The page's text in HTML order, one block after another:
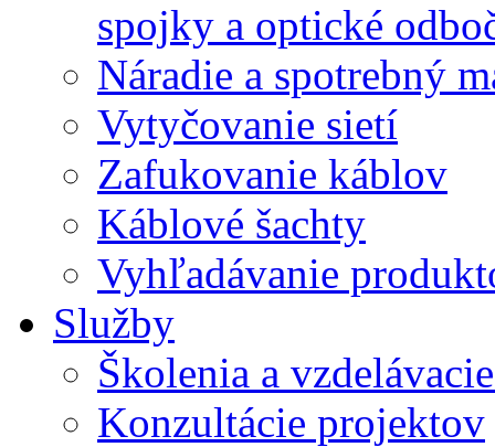
spojky a optické
Náradie a spotrebný
Vytyčovanie sietí
Zafukovanie káblov
Káblové šachty
Vyhľadávanie
Služby
Školenia a
Konzultácie projektov